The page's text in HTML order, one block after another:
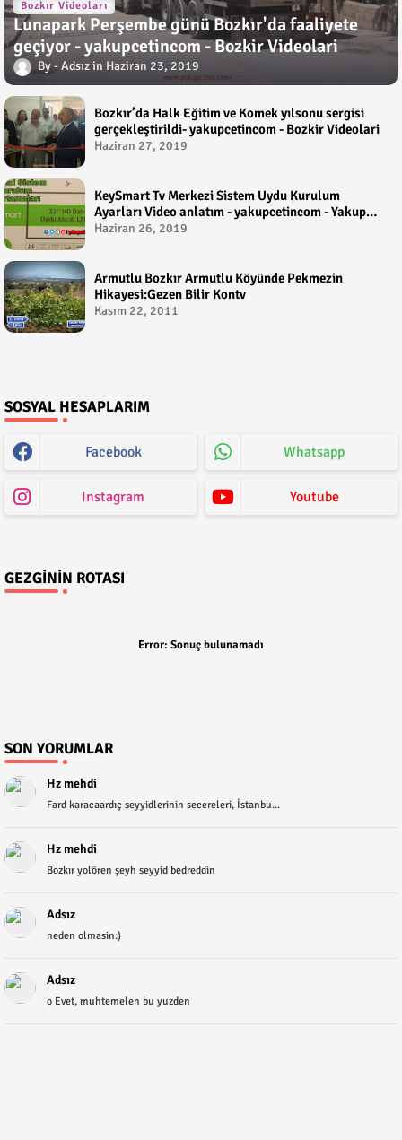
Bozkır Videoları
Lunapark Perşembe günü Bozkır'da faaliyete
geçiyor - yakupcetincom - Bozkir Videolari
Adsız Haziran 23, 2019
Bozkır’da Halk Eğitim ve Komek yılsonu sergisi
gerçekleştirildi- yakupcetincom - Bozkir Videolari
Haziran 27, 2019
KeySmart Tv Merkezi Sistem Uydu Kurulum
Ayarları Video anlatım - yakupcetincom - Yakup
Çetin
Haziran 26, 2019
Armutlu Bozkır Armutlu Köyünde Pekmezin
Hikayesi:Gezen Bilir Kontv
Kasım 22, 2011
SOSYAL HESAPLARIM
Facebook Whatsapp
Instagram Youtube
GEZGININ ROTASI
Error: Sonuç bulunamadı
SON YORUMLAR
Hz mehdi
Fard karacaardıç seyyidlerinin secereleri, İstanbu...
Hz mehdi
Bozkır yolören şeyh seyyid bedreddin
Adsız
neden olmasin:)
Adsız
o Evet, muhtemelen bu yuzden